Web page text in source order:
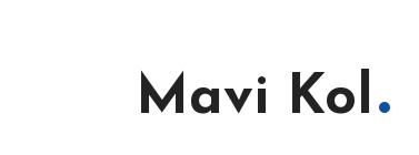
Mavi Kol